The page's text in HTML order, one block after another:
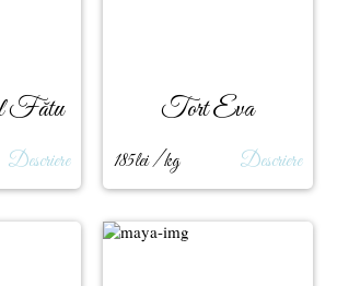
Fătu
Descriere
Tort Eva
185lei / kg Descriere